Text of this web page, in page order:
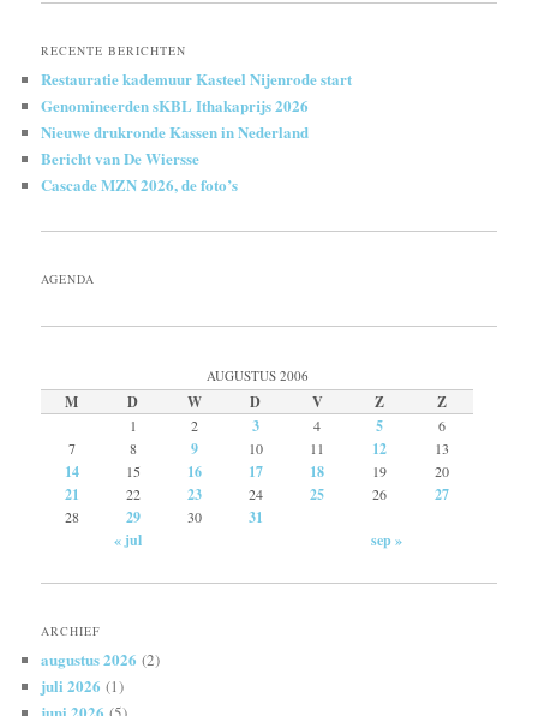
RECENTE BERICHTEN
Restauratie kademuur Kasteel Nijenrode start
Genomineerden sKBL Ithakaprijs 2026
Nieuwe drukronde Kassen in Nederland
Bericht van De Wiersse
Cascade MZN 2026, de foto’s
AGENDA
AUGUSTUS 2006
M D W D V Z Z
1 2 3 4 5
6
7
8 9 10 11 12 13
14 15 16 17 18 19 20
21 22 23 24 25 26 27
28 29 30
31
« jul
sep »
ARCHIEF
augustus 2026 (2)
juli 2026 (1)